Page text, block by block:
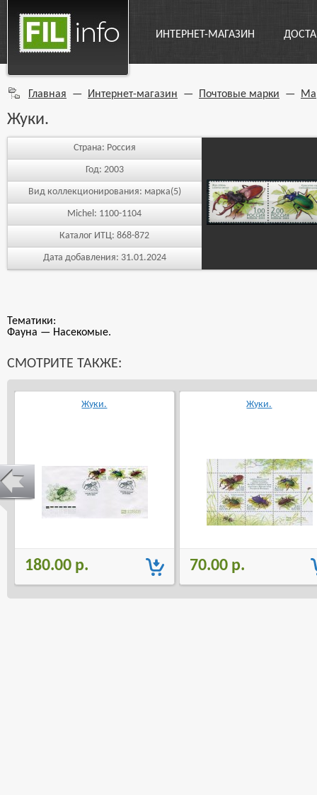
ИНТЕРНЕТ-МАГАЗИН
Главная — Интернет-магазин — Почтовые марки —
Жуки.
Страна: Россия
Год: 2003
Вид коллекционирования: марка(5)
Michel: 1100-1104
Каталог ИТЦ:868-872
Дата добавления: 31.01.2024
Тематики:
Фауна — Насекомые.
СМОТРИТЕ ТАКЖЕ:
Жуки.
180.00 р.
Жуки.
70.00 р.